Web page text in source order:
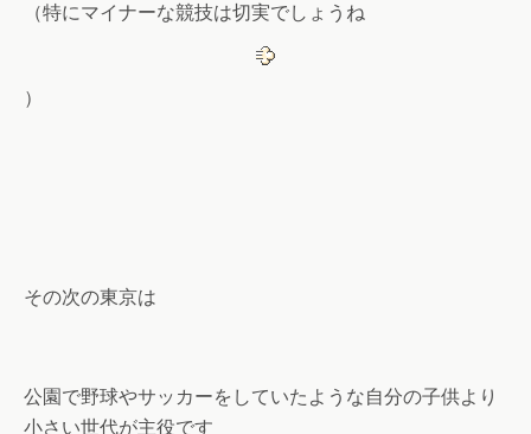
（特にマイナーな競技は切実でしょうね
）
その次の東京は
公園で野球やサッカーをしていたような自分の子供より
小さい世代が主役です